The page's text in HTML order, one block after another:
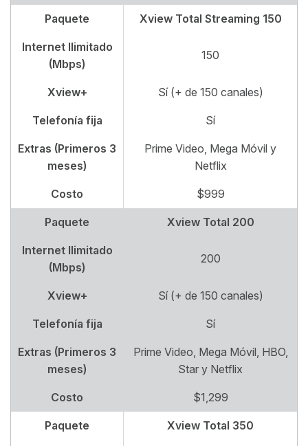
Paquete Xview Total Streaming 150
Internet Ilimitado
(Mbps)
150
Xview+ Sí (+ de 150 canales)
Telefonía fija Sí
Extras (Primeros 3
meses)
Prime Video, Mega Móvil y
Netflix
Costo $999
Paquete Xview Total 200
Internet Ilimitado
(Mbps)
200
Xview+ Sí (+ de 150 canales)
Telefonía fija Sí
Extras (Primeros 3
meses)
Prime Video, Mega Móvil, HBO,
Star y Netflix
Costo $1,299
Paquete Xview Total 350